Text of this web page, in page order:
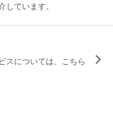
ています。
スについては、こちら